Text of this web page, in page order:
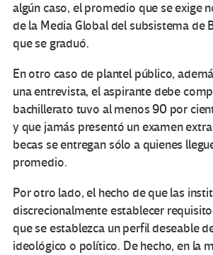
algún caso, el promedio que se exige
de la Media Global del subsistema de
que se graduó.
En otro caso de plantel público,
una entrevista, el aspirante debe
bachillerato tuvo al menos 90 por
y que jamás presentó un examen
becas se entregan sólo a quienes
promedio.
Por otro lado, el hecho de que las
discrecionalmente establecer
que se establezca un perfil deseable
ideológico o político. De hecho, en la